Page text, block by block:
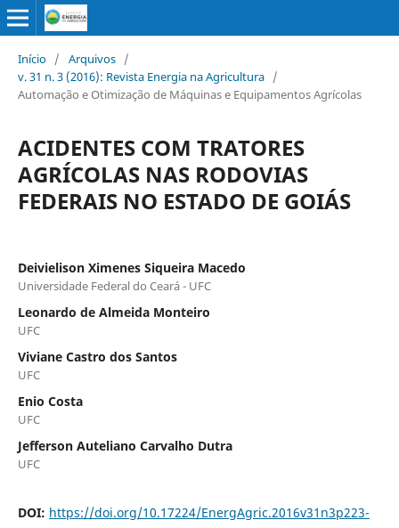
Início / Arquivos /
v. 31 n. 3 (2016): Revista Energia na Agricultura /
Automação e Otimização de Máquinas e Equipamentos Agrícolas
ACIDENTES COM TRATORES
AGRÍCOLAS NAS RODOVIAS
FEDERAIS NO ESTADO DE GOIÁS
Deivielison Ximenes Siqueira Macedo
Universidade Federal do Ceará - UFC
Leonardo de Almeida Monteiro
UFC
Viviane Castro dos Santos
UFC
Enio Costa
UFC
Jefferson Auteliano Carvalho Dutra
UFC
DOI: https://doi.org/10.17224/EnergAgric.2016v31n3p223-